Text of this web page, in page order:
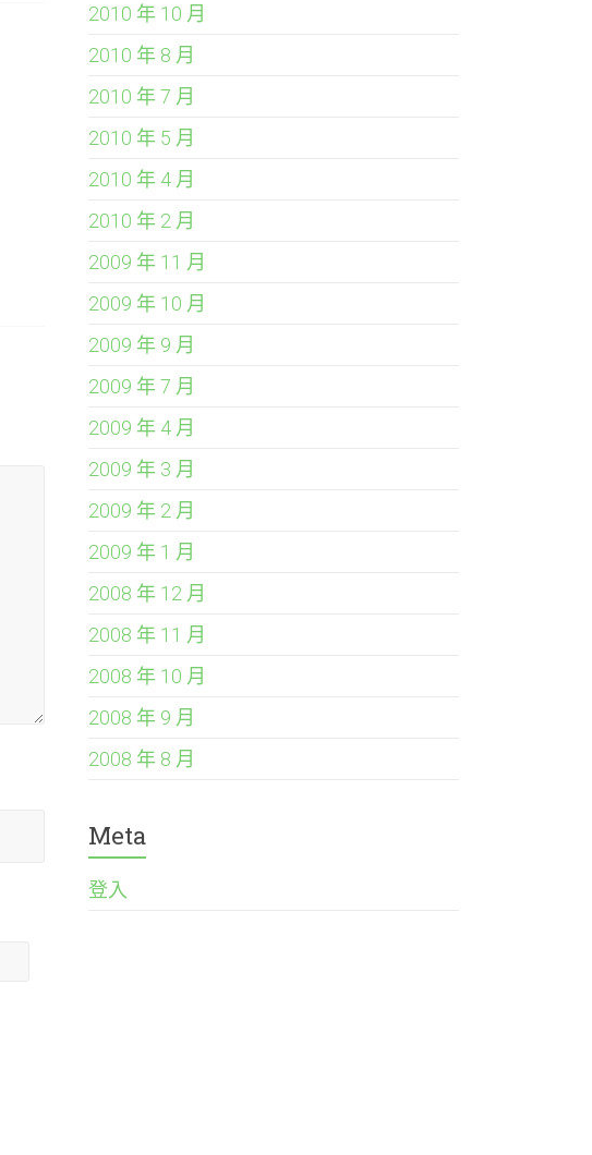
2010 年 10 月
2010 年 8 月
2010 年 7 月
2010 年 5 月
2010 年 4 月
2010 年 2 月
2009 年 11 月
2009 年 10 月
2009 年 9 月
2009 年 7 月
2009 年 4 月
2009 年 3 月
2009 年 2 月
2009 年 1 月
2008 年 12 月
2008 年 11 月
2008 年 10 月
2008 年 9 月
2008 年 8 月
Meta
登入